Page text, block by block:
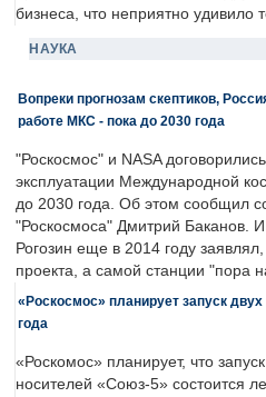
бизнеса, что неприятно удивило
НАУКА
Вопреки прогнозам скептиков,
работе МКС - пока до 2030 года
"Роскосмос" и NASA
эксплуатации Международной
до 2030 года. Об этом сообщил
"Роскосмоса" Дмитрий Баканов.
Рогозин еще в 2014 году
проекта, а самой станции "пора
«Роскосмос» планирует запуск
года
«Роскомос» планирует, что
носителей «Союз-5» состоится